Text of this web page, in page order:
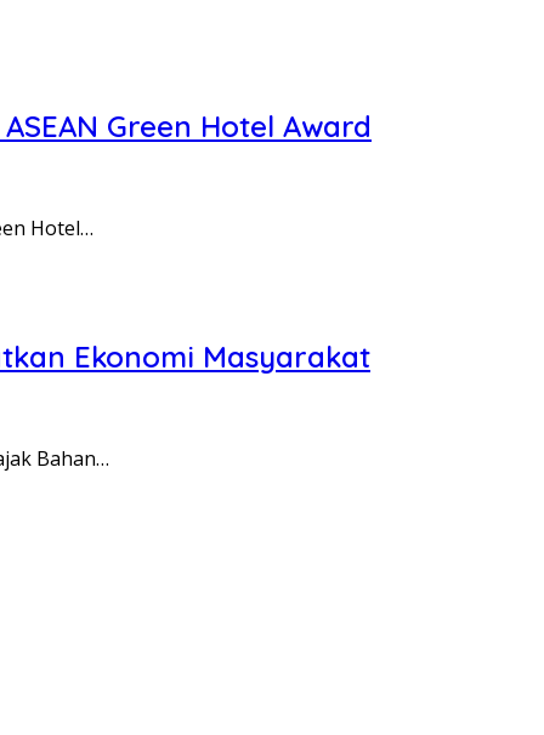
Green Hotel Award
Hotel…
Ekonomi Masyarakat
Bahan…